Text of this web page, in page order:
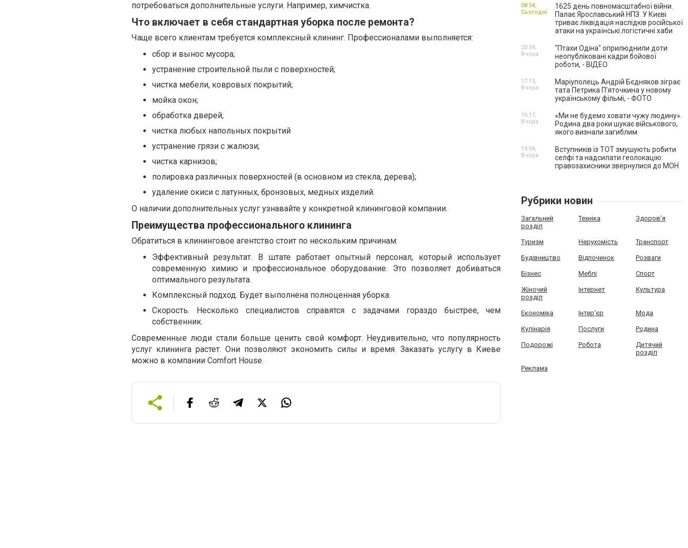
потребоваться дополнительные услуги. Например, химчистка.
Что включает в себя стандартная уборка после ремонта?
Чаще всего клиентам требуется комплексный клининг. Профессионалами выполняется:
сбор и вынос мусора;
устранение строительной пыли с поверхностей;
чистка мебели, ковровых покрытий;
мойка окон;
обработка дверей;
чистка любых напольных покрытий
устранение грязи с жалюзи;
чистка карнизов;
полировка различных поверхностей (в основном из стекла, дерева);
удаление окиси с латунных, бронзовых, медных изделий.
О наличии дополнительных услуг узнавайте у конкретной клининговой компании.
Преимущества профессионального клининга
Обратиться в клининговое агентство стоит по нескольким причинам:
Эффективный результат. В штате работает опытный персонал, который использует
современную химию и профессиональное оборудование. Это позволяет добиваться
оптимального результата.
Комплексный подход. Будет выполнена полноценная уборка.
Скорость. Несколько специалистов справятся с задачами гораздо быстрее, чем
собственник.
Современные люди стали больше ценить свой комфорт. Неудивительно, что популярность
услуг клининга растет. Они позволяют экономить силы и время. Заказать услугу в Киеве
можно в компании Comfort House.
1625 день повномасштабної війни.
Палає Ярославський НПЗ. У Києві
триває ліквідація наслідків російської
атаки на українські логістичні хаби
08:54,
Сьогодні
"Птахи Одіна" оприлюднили доти
неопубліковані кадри бойової
роботи, - ВІДЕО
20:54,
Вчора
Маріуполець Андрій Бєдняков зіграє
тата Петрика П’яточкина у новому
українському фільмі, - ФОТО
17:15,
Вчора
«Ми не будемо ховати чужу людину».
Родина два роки шукає військового,
якого визнали загиблим
16:17,
Вчора
Вступників із ТОТ змушують робити
селфі та надсилати геолокацію:
правозахисники звернулися до МОН
15:04,
Вчора
Рубрики новин
Загальний
розділ
Техніка Здоров'я
Туризм Нерухомість Транспорт
Будівництво Відпочинок Розваги
Бізнес Меблі Спорт
Жіночий
розділ
Інтернет Культура
Економіка Інтер'єр Мода
Кулінарія Послуги Родина
Подорожі Робота
Дитячий
розділ
Реклама